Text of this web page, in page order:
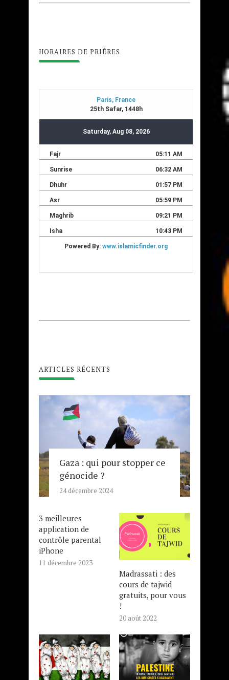
HORAIRES DE PRIÊRES
ARTICLES RÉCENTS
Gaza : qui pour stopper ce
génocide ?
24 décembre 2024
3 meilleures
application de
contrôle parental
iPhone
11 décembre 2023
Madrassati : des
cours de tajwid
gratuits, pour vous
!
20 août 2022